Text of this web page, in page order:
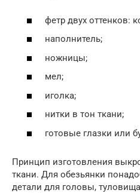
фетр двух оттенков:
наполнитель;
ножницы;
мел;
иголка;
нитки в тон ткани;
готовые глазки или
Принцип изготовления
ткани. Для обезьянки
детали для головы,